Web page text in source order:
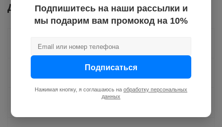
Документы
Как купить
Подпишитесь на наши рассылки и
мы подарим вам промокод на 10%
Подписаться
Нажимая кнопку, я соглашаюсь на обработку персональных
данных